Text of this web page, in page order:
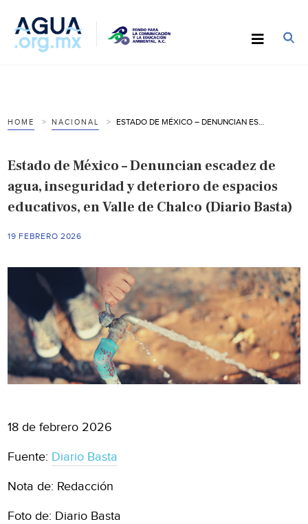
HOME NACIONAL
Estado de México – Denuncian escadez de
agua, inseguridad y deterioro de espacios
educativos, en Valle de Chalco (Diario Basta)
19 FEBRERO 2026
18 de febrero 2026
Fuente: Diario Basta
Nota de: Redacción
Foto de: Diario Basta